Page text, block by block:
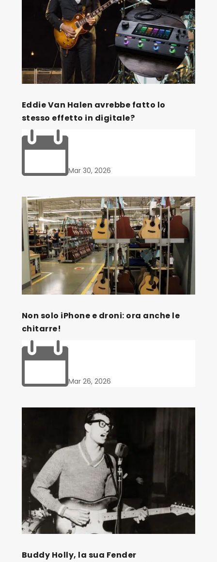
Eddie Van Halen avrebbe fatto lo
stesso effetto in digitale?
Mar 30, 2026
Non solo iPhone e droni: ora anche le
chitarre!
Mar 26, 2026
Buddy Holly, la sua Fender